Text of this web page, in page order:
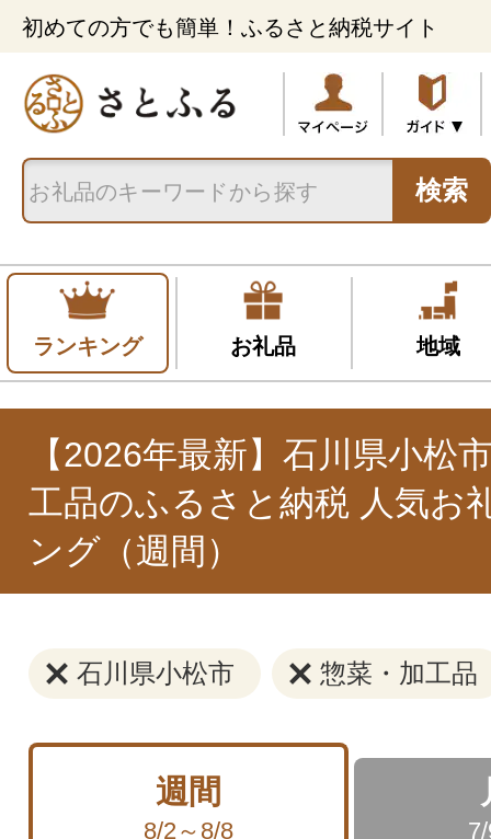
初めての方でも簡単！ふるさと納税サイト
検索
ランキング お礼品 地域
【2026年最新】石川県小松
工品のふるさと納税 人気お
ング（週間）
石川県小松市 惣菜・加工品
週間
8/2～8/8